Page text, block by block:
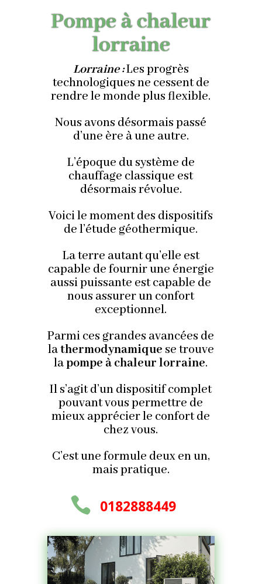
Pompe à chaleur
lorraine
Lorraine :Les progrès
technologiques ne cessent de
rendre le monde plus flexible.
Nous avons désormais passé
d’une ère à une autre.
L’époque du système de
chauffage classique est
désormais révolue.
Voici le moment des dispositifs
de l’étude géothermique.
La terre autant qu’elle est
capable de fournir une énergie
aussi puissante est capable de
nous assurer un confort
exceptionnel.
Parmi ces grandes avancées de
lathermodynamique se trouve
lapompe à chaleur lorraine.
Il s’agit d’un dispositif complet
pouvant vous permettre de
mieux apprécier le confort de
chez vous.
C’est une formule deux en un,
mais pratique.
 0182888449